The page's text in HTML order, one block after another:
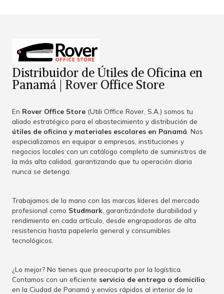
Distribuidor de Útiles de Oficina en
Panamá | Rover Office Store
En Rover Office Store (Utili Office Rover, S.A.) somos tu
aliado estratégico para el abastecimiento y distribución de
útiles de oficina y materiales escolares en Panamá . Nos
especializamos en equipar a empresas, instituciones y
negocios locales con un catálogo completo de suministros de
la más alta calidad, garantizando que tu operación diaria
nunca se detenga.
Trabajamos de la mano con las marcas líderes del mercado
profesional como Studmark , garantizándote durabilidad y
rendimiento en cada artículo, desde engrapadoras de alta
resistencia hasta papelería general y consumibles
tecnológicos.
¿Lo mejor? No tienes que preocuparte por la logística.
Contamos con un eficiente servicio de entrega a domicilio
en la Ciudad de Panamá y envíos rápidos al interior de la